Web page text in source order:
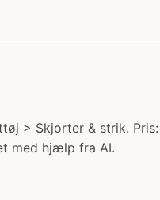
> Skjorter & strik.
med hjælp fra AI.